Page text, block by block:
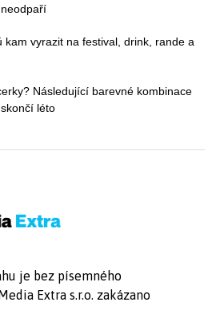
kam vyrazit na festival, drink, rande a
Následující barevné kombinace
léto
je bez písemného
Extra s.r.o. zakázano